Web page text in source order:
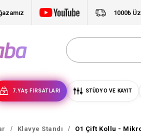
1000₺
7.YAŞ FIRSATLARI STÜDYO VE KAYIT
Klavye Standı O1 Çift Kollu -